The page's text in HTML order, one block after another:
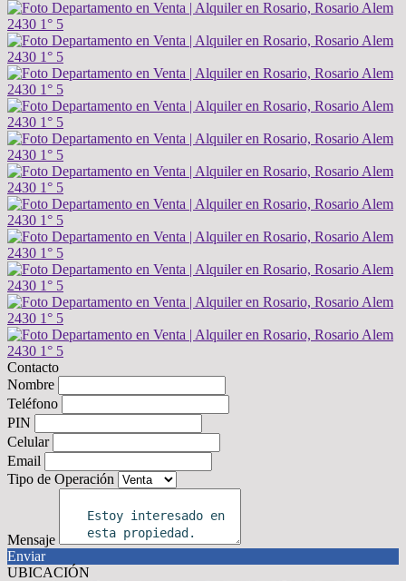
Contacto
Nombre
Teléfono
PIN
Celular
Email
Tipo de Operación
Mensaje
Enviar
UBICACIÓN